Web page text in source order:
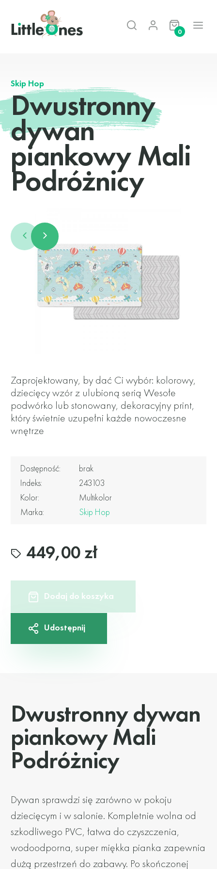
0
Skip Hop
Dwustronny
dywan
piankowy Mali
Podróżnicy
Zaprojektowany, by dać Ci wybór: kolorowy,
dziecięcy wzór z ulubioną serią Wesołe
podwórko lub stonowany, dekoracyjny print,
który świetnie uzupełni każde nowoczesne
wnętrze
Dostępność:
brak
Indeks:
243103
Kolor:
Multikolor
Marka:
Skip Hop
449,00 zł
Dodaj do koszyka
Udostępnij
Dwustronny dywan
piankowy Mali
Podróżnicy
Dywan sprawdzi się zarówno w pokoju
dziecięcym i w salonie. Kompletnie wolna od
szkodliwego PVC, łatwa do czyszczenia,
wodoodporna, super miękka pianka zapewnia
dużą przestrzeń do zabawy. Po skończonej